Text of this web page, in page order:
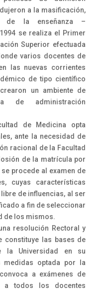
a la masificación,
de la enseñanza –
se realiza el Primer
Superior efectuada
varios docentes de
las nuevas corrientes
de tipo científico
un ambiente de
de administración
de Medicina opta
ante la necesidad de
racional de la Facultad
de la matrícula por
procede al examen de
cuyas características
de influencias, al ser
a fin de seleccionar
de los mismos.
resolución Rectoral y
constituye las bases de
la Universidad en su
medidas optada por la
a exámenes de
a todos los docentes